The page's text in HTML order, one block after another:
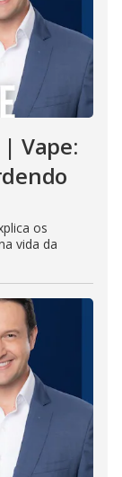
| Vape:
os
vida da